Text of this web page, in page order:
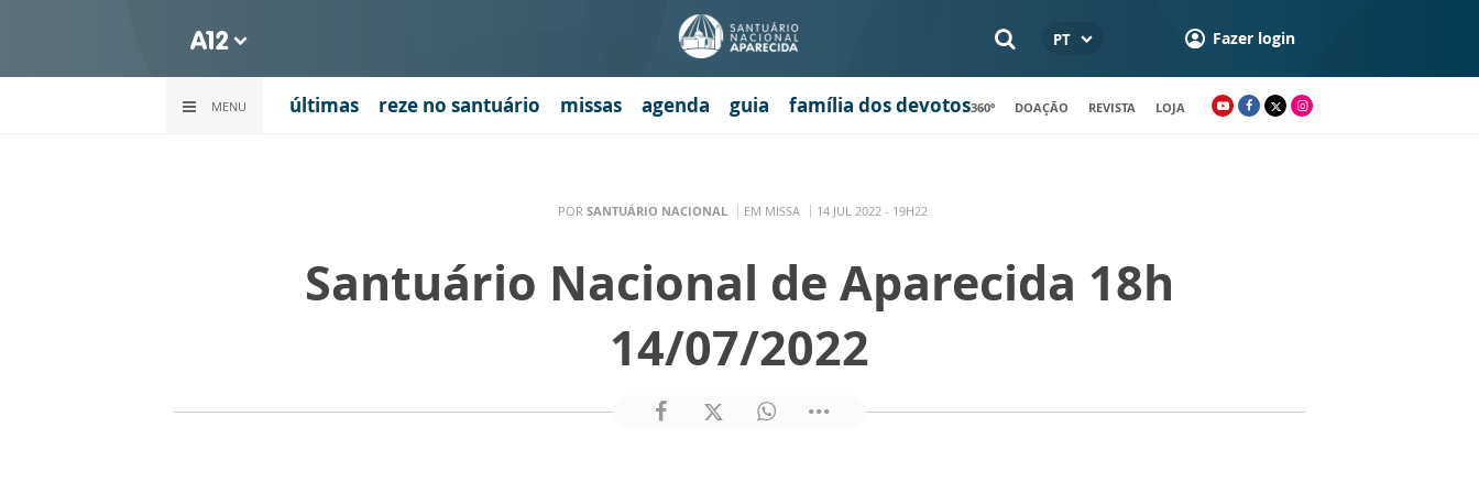
PT Fazer login
MENU últimas reze no santuário missas agenda guia família dos devotos360º DOAÇÃO REVISTA LOJA
POR SANTUÁRIO NACIONAL EM MISSA 14 JUL 2022 - 19H22
Santuário Nacional de Aparecida 18h
14/07/2022